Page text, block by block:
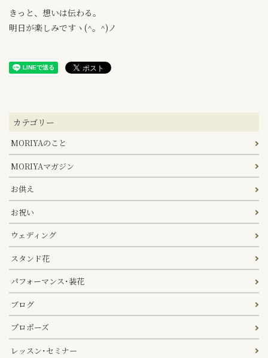
きっと、想いは伝わる。
明日が楽しみですヽ(^。^)ノ
カテゴリー
MORIYAのこと
MORIYAマガジン
お供え
お祝い
ウェディング
スタンド花
パフォーマンス･装花
ブログ
プロポーズ
レッスン･セミナー